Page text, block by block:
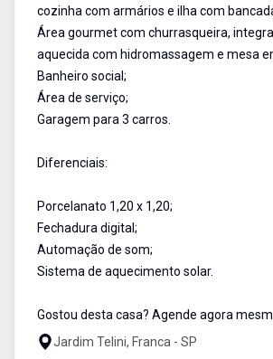
cozinha com armários e ilha com
Área gourmet com churrasqueira,
aquecida com hidromassagem e mesa
Banheiro social;
Área de serviço;
Garagem para 3 carros.
Diferenciais:
Porcelanato 1,20 x 1,20;
Fechadura digital;
Automação de som;
Sistema de aquecimento solar.
Gostou desta casa? Agende agora
Jardim Telini, Franca - SP